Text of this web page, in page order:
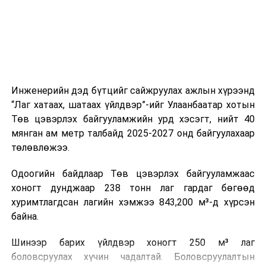
өдөр тутмын ажлын бэлэн байдлыг хангах зэрэг
практик ур чадварыг сургалтын хөтөлбөрт тусгажээ.
Сургалтыг танилцуулах лекц, асуулт-хариулт,
жишээнд суурилсан сургалт, багаар ажиллах дасгал,
танилцах, онцгой нөхцөлд ажиллах дадлага зэрэг
онол, практик хосолсон хэлбэрээр зохион байгуулж
байна.
зохион байгуулах Үндэсний хорооны Ажлын алба,
Нийслэлийн тээврийн газар, Автотээврийн үндэсний
Инженерийн дэд бүтцийг сайжруулах ажлын хүрээнд
“Лаг хатаах, шатаах үйлдвэр”-ийг Улаанбаатар хотын
Төв цэвэрлэх байгууламжийн урд хэсэгт, нийт 40
мянган ам метр талбайд 2025-2027 онд байгуулахаар
төлөвлөжээ.
Одоогийн байдлаар Төв цэвэрлэх байгууламжаас
хоногт дунджаар 238 тонн лаг гардаг бөгөөд
хуримтлагдсан лагийн хэмжээ 843,200 м³-д хүрсэн
байна.
Шинээр барих үйлдвэр хоногт 250 м³ лаг
боловсруулах хүчин чадалтай. Боловсруулалтын